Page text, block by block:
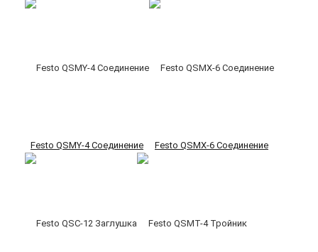
Festo QSMY-4 Соединение Festo QSMX-6 Соединение